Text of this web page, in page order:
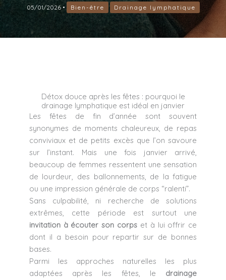
05/01/2026• Bien-être Drainage lymphatique
Détox douce après les fêtes : pourquoi le
drainage lymphatique est idéal en janvier
Les fêtes de fin d’année sont souvent
synonymes de moments chaleureux, de repas
conviviaux et de petits excès que l’on savoure
sur l’instant. Mais une fois janvier arrivé,
beaucoup de femmes ressentent une sensation
de lourdeur, des ballonnements, de la fatigue
ou une impression générale de corps “ralenti”.
Sans culpabilité, ni recherche de solutions
extrêmes, cette période est surtout une
invitation à écouter son corps et à lui offrir ce
dont il a besoin pour repartir sur de bonnes
bases.
Parmi les approches naturelles les plus
adaptées après les fêtes, le drainage